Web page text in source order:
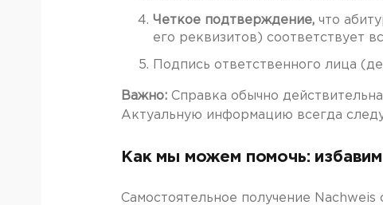
Четкое подтверждение, что
его реквизитов) соответствует
Подпись ответственного лица
Важно: Справка обычно действительна
Актуальную информацию всегда
Как мы можем помочь:
Самостоятельное получение